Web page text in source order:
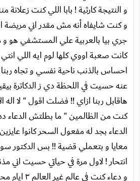
و النتيجة كارثية ! بابا اللي كنت
و كنت شايفاه أنه مش مقدر اني مريضة
جري بيا بالعربية علي المستشفي هو و
كانت صعبة اووي كلها لوم ايه اللي
احساس بالذنب ناحية نفسي و تجاه
عنه حسيت في اللحظة دي ز الدكاترة
هاقابل ربنا ازاي !! فضلت اقول " لا اله
كنت من الظالمين " ما بطلتش الدعاء
الدعاء بجد له مفعول السحر كانوا
معايا و بتعملي قضية !! بس الدكتور
انتحار ! لاول مرة في حياتي حسيت اني
و دعاء كنت